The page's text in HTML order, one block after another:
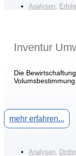
Analysen,
Inventur
Die
Volumsbestimmung.
mehr erfahren...
Analysen